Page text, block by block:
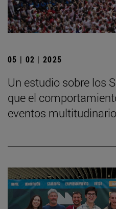
05 | 02 | 2025
Un estudio sobre los
que el
eventos